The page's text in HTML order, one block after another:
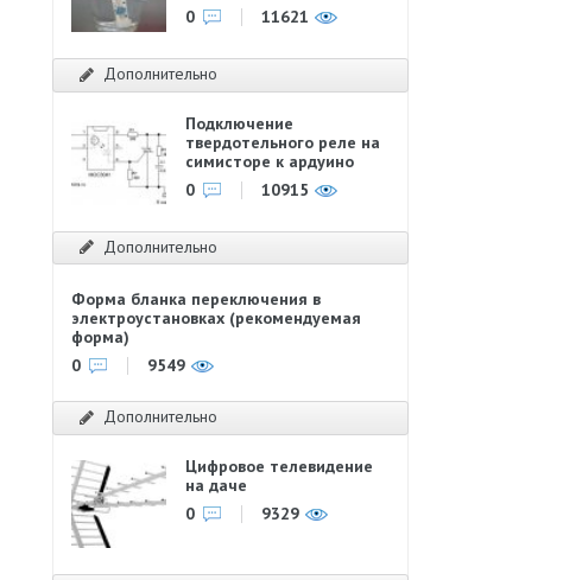
0
11621
Дополнительно
Подключение
твердотельного реле на
симисторе к ардуино
0
10915
Дополнительно
Форма бланка переключения в
электроустановках (рекомендуемая
форма)
0
9549
Дополнительно
Цифровое телевидение
на даче
0
9329